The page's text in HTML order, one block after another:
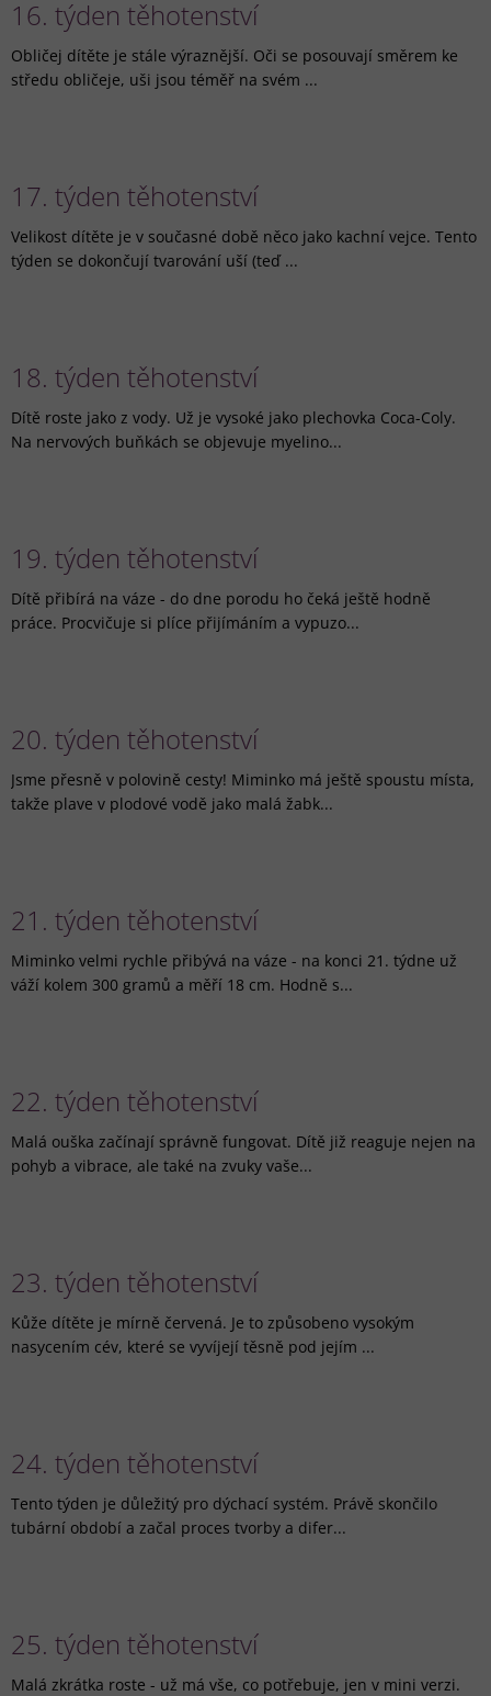
16. týden těhotenství
Obličej dítěte je stále výraznější. Oči se posouvají směrem ke
středu obličeje, uši jsou téměř na svém ...
17. týden těhotenství
Velikost dítěte je v současné době něco jako kachní vejce. Tento
týden se dokončují tvarování uší (teď ...
18. týden těhotenství
Dítě roste jako z vody. Už je vysoké jako plechovka Coca-Coly.
Na nervových buňkách se objevuje myelino...
19. týden těhotenství
Dítě přibírá na váze - do dne porodu ho čeká ještě hodně
práce. Procvičuje si plíce přijímáním a vypuzo...
20. týden těhotenství
Jsme přesně v polovině cesty! Miminko má ještě spoustu místa,
takže plave v plodové vodě jako malá žabk...
21. týden těhotenství
Miminko velmi rychle přibývá na váze - na konci 21. týdne už
váží kolem 300 gramů a měří 18 cm. Hodně s...
22. týden těhotenství
Malá ouška začínají správně fungovat. Dítě již reaguje nejen na
pohyb a vibrace, ale také na zvuky vaše...
23. týden těhotenství
Kůže dítěte je mírně červená. Je to způsobeno vysokým
nasycením cév, které se vyvíjejí těsně pod jejím ...
24. týden těhotenství
Tento týden je důležitý pro dýchací systém. Právě skončilo
tubární období a začal proces tvorby a difer...
25. týden těhotenství
Malá zkrátka roste - už má vše, co potřebuje, jen v mini verzi.